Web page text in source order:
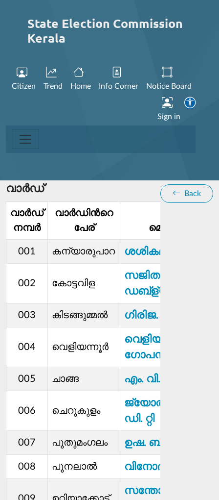
State Election Commission
Kerala
Citizen Trend Home Info Corner Notice Board
Sign in
വാര്‍ഡ് Back
വാര്‍ഡ്‌
നമ്പര്‍
വാര്‍ഡിൻറെ
പേര്
മെമ്പര്‍
001 കന്യാരുപാറ ശശികല. എസ്
002 കോട്ടവിള
സജിത. എസ്.
ഡബ്ള്യു
003 കിടങ്ങുമ്മൽ ഗിരിജ. എസ്
004 വെളിയന്നൂർ
വെളിയന്നൂർ
ഗോപൻ
005 ചാങ്ങ എം. വി. രഞ്ജിത്
006 ചെറുകുളം
ജ്യോതിരാജന്‍.
ഡി. റ്റി
007 പുതുമംഗലം ഉഷ. ബി
008 പുനലാൽ വിനോദ്. കെ
സന്തോഷ്​​